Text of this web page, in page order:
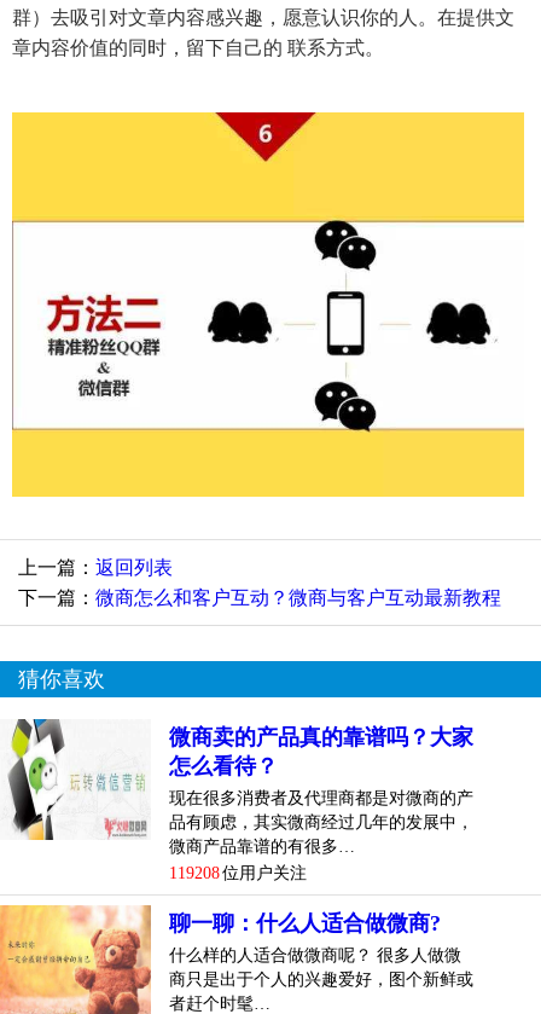
群）去吸引对文章内容感兴趣，愿意认识你的人。在提供文
章内容价值的同时，留下自己的 联系方式。
上一篇： 返回列表
下一篇： 微商怎么和客户互动？微商与客户互动最新教程
猜你喜欢
微商卖的产品真的靠谱吗？大家
怎么看待？
现在很多消费者及代理商都是对微商的产
品有顾虑，其实微商经过几年的发展中，
微商产品靠谱的有很多…
119208位用户关注
聊一聊：什么人适合做微商?
什么样的人适合做微商呢？ 很多人做微
商只是出于个人的兴趣爱好，图个新鲜或
者赶个时髦…